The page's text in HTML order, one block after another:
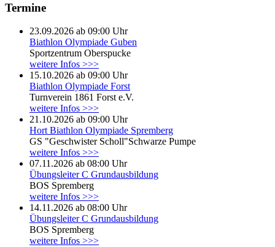
Termine
23.09.2026 ab 09:00 Uhr
Biathlon Olympiade Guben
Sportzentrum Oberspucke
weitere Infos >>>
15.10.2026 ab 09:00 Uhr
Biathlon Olympiade Forst
Turnverein 1861 Forst e.V.
weitere Infos >>>
21.10.2026 ab 09:00 Uhr
Hort Biathlon Olympiade Spremberg
GS "Geschwister Scholl"Schwarze Pumpe
weitere Infos >>>
07.11.2026 ab 08:00 Uhr
Übungsleiter C Grundausbildung
BOS Spremberg
weitere Infos >>>
14.11.2026 ab 08:00 Uhr
Übungsleiter C Grundausbildung
BOS Spremberg
weitere Infos >>>